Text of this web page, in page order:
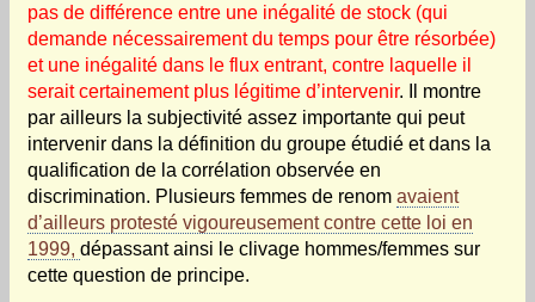
pas de différence entre une inégalité de stock (qui
demande nécessairement du temps pour être résorbée)
et une inégalité dans le flux entrant, contre laquelle il
serait certainement plus légitime d’intervenir. Il montre
par ailleurs la subjectivité assez importante qui peut
intervenir dans la définition du groupe étudié et dans la
qualification de la corrélation observée en
discrimination. Plusieurs femmes de renom avaient
d’ailleurs protesté vigoureusement contre cette loi en
1999, dépassant ainsi le clivage hommes/femmes sur
cette question de principe.